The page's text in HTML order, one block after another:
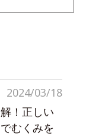
2024/03/18
！正しい
むくみを